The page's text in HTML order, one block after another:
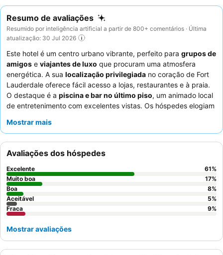
Resumo de avaliações
Resumido por inteligência artificial a partir de 800+ comentários · Última
atualização: 30 Jul 2026
Este hotel é um centro urbano vibrante, perfeito para grupos de
amigos e viajantes de luxo que procuram uma atmosfera
energética. A sua localização privilegiada no coração de Fort
Lauderdale oferece fácil acesso a lojas, restaurantes e à praia.
O destaque é a piscina e bar no último piso, um animado local
de entretenimento com excelentes vistas. Os hóspedes elogiam
qualidade das
esteja virado para a autoestrada federal ou diretamente por
baixo do bar do último piso.
Mostrar mais
Avaliações dos hóspedes
Excelente 61%
Muito boa
17%
Boa
8%
Aceitável
5%
Fraca
9%
Mostrar avaliações